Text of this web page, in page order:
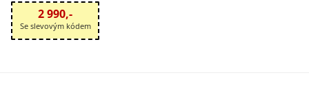
2 990,-
Se slevovým kódem